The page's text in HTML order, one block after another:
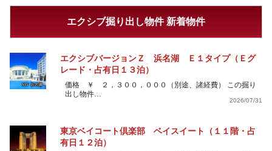
エクシブ掘り出し物件 新着物件
エクシブバージョンＺ 浜名湖 Ｅ１タイプ（Ｅグ
レード・占有日１３泊）
価格 ￥ ２，３００，０００（別途、諸経費） この掘り
出し物件…
2026/07/31
東京ベイコート倶楽部 ベイスイート（１１階・占
有日１２泊）